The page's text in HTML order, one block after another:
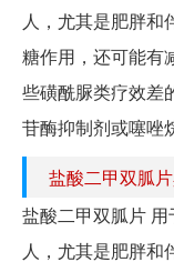
人，尤其是肥胖和
糖作用，还可能有
些磺酰脲类疗效差
苷酶抑制剂或噻唑
盐酸二甲双胍
盐酸二甲双胍片
人，尤其是肥胖和